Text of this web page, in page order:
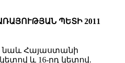
ՊԵՏԻ 2011
նաև Հայաստանի
և 16-րդ կետով.